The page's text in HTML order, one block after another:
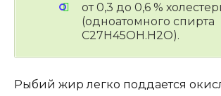
от 0,3 до 0,6 %
(одноатомного спирта
С27Н45OH.H2O).
Рыбий жир легко поддается